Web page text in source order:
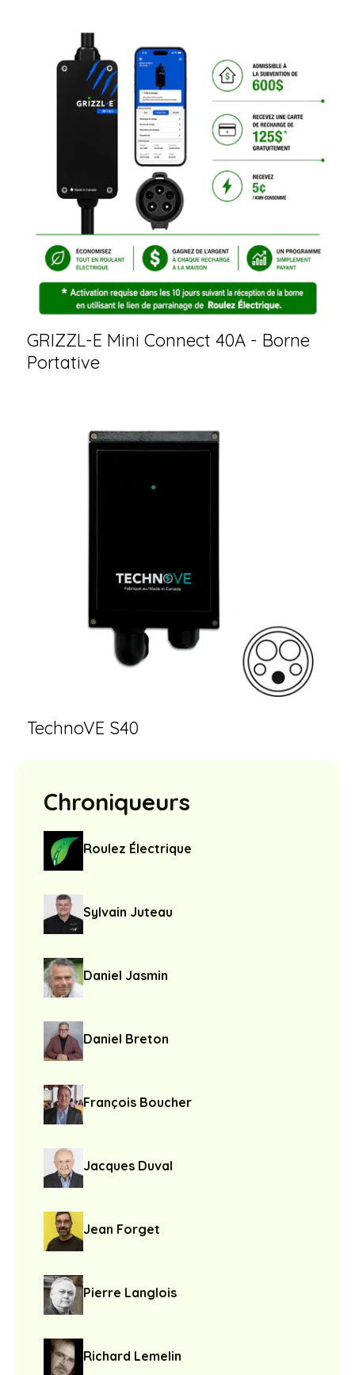
GRIZZL-E Mini Connect 40A - Borne
Portative
TechnoVE S40
Chroniqueurs
Roulez Électrique
Sylvain Juteau
Daniel Jasmin
Daniel Breton
François Boucher
Jacques Duval
Jean Forget
Pierre Langlois
Richard Lemelin